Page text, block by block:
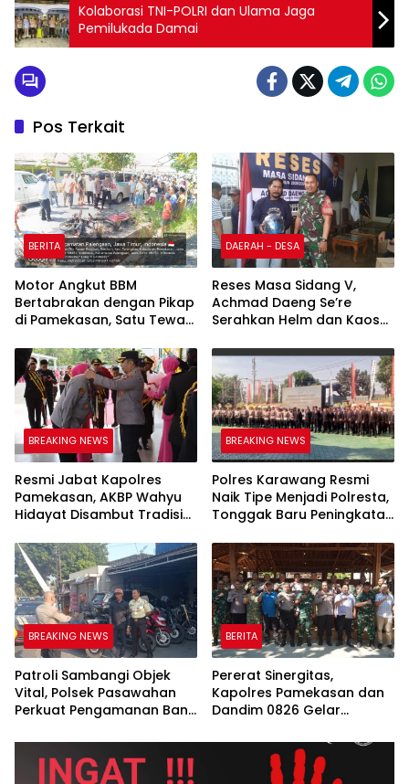
Kolaborasi TNI-POLRI dan Ulama Jaga
Pemilukada Damai
Pos Terkait
BERITA
Motor Angkut BBM
Bertabrakan dengan Pikap
di Pamekasan, Satu Tewas
DAERAH - DESA
Reses Masa Sidang V,
Achmad Daeng Se’re
Serahkan Helm dan Kaos
BREAKING NEWS
Resmi Jabat Kapolres
Pamekasan, AKBP Wahyu
Hidayat Disambut Tradisi
BREAKING NEWS
Polres Karawang Resmi
Naik Tipe Menjadi Polresta,
Tonggak Baru Peningkatan
BREAKING NEWS
Patroli Sambangi Objek
Vital, Polsek Pasawahan
Perkuat Pengamanan Bank
Kejahatan
BERITA
Pererat Sinergitas,
Kapolres Pamekasan dan
Dandim 0826 Gelar
Kamtibmas Kondusif